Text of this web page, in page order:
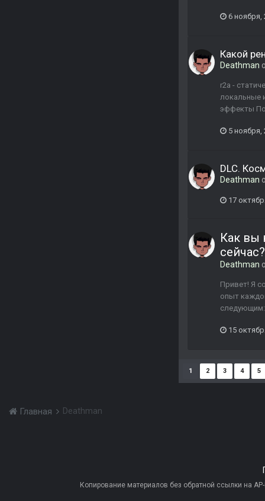
6 ноября,
Какой
Deathman
r2a -
локальные
эффекты По
5 ноября,
DLC.
Deathman
17
Как вы
сейчас?
Deathman
Привет! Я
опыт
15
1 2 3 4 5
Главная Deathman
Копирование материалов без обратной ссылки на